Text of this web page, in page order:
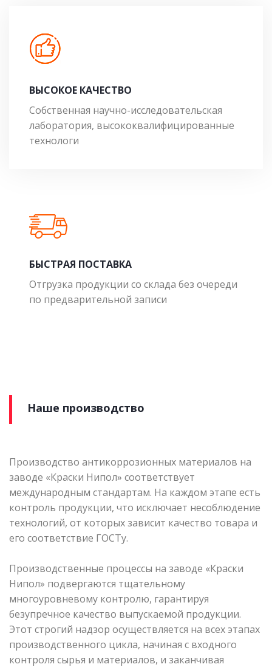
ВЫСОКОЕ КАЧЕСТВО
Собственная научно-исследовательская
лаборатория, высококвалифицированные
технологи
БЫСТРАЯ ПОСТАВКА
Отгрузка продукции со склада без очереди
по предварительной записи
Наше производство
Производство антикоррозионных материалов на
заводе «Краски Нипол» соответствует
международным стандартам. На каждом этапе есть
контроль продукции, что исключает несоблюдение
технологий, от которых зависит качество товара и
его соответствие ГОСТу.
Производственные процессы на заводе «Краски
Нипол» подвергаются тщательному
многоуровневому контролю, гарантируя
безупречное качество выпускаемой продукции.
Этот строгий надзор осуществляется на всех этапах
производственного цикла, начиная с входного
контроля сырья и материалов, и заканчивая